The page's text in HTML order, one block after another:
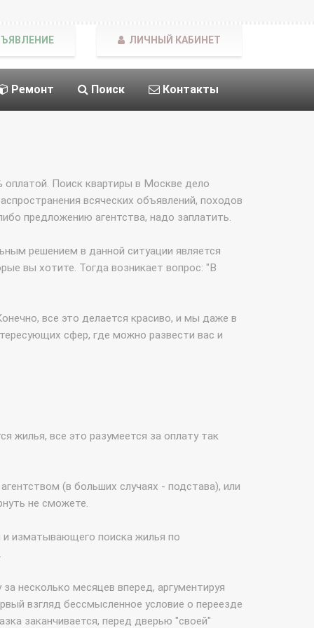
Ремонт Поиск Контакты
ЛИЧНЫЙ КАБИНЕТ
Поиск квартиры в Москве дело
всяческих объявлений, походов
предложению агентства, надо заплатить.
решением в данной ситуации является
вы хотите. Тогда возникает вопрос: "В
все это делается красиво, и мы даже в
сфер, где можно развести вас и
жилья, все это разумеется за оплату так
(в больших случаях - подстава), или
не сможете.
и изматывающего поиска жилья по
несколько месяцев вперед, аргументируя
взгляд бессмысленное условие о переезде
заканчивается, перед дверью "своей"